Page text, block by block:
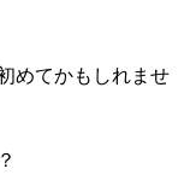
めてかもしれませ